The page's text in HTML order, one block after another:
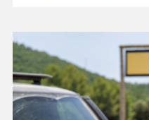
SHARE